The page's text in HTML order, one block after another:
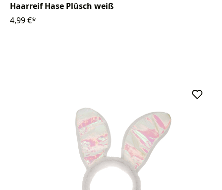
Haarreif Hase Plüsch weiß
4,99 €*